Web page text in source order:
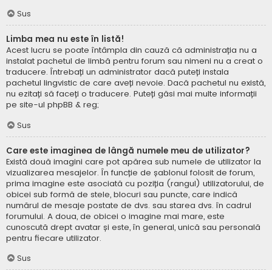
Sus
Limba mea nu este în listă!
Acest lucru se poate întâmpla din cauză că administrația nu a
instalat pachetul de limbă pentru forum sau nimeni nu a creat o
traducere. Întrebați un administrator dacă puteți instala
pachetul lingvistic de care aveți nevoie. Dacă pachetul nu există,
nu ezitați să faceți o traducere. Puteți găsi mai multe informații
pe site-ul phpBB & reg;
Sus
Care este imaginea de lângă numele meu de utilizator?
Există două imagini care pot apărea sub numele de utilizator la
vizualizarea mesajelor. În funcție de șablonul folosit de forum,
prima imagine este asociată cu poziția (rangul) utilizatorului, de
obicei sub formă de stele, blocuri sau puncte, care indică
numărul de mesaje postate de dvs. sau starea dvs. în cadrul
forumului. A doua, de obicei o imagine mai mare, este
cunoscută drept avatar și este, în general, unică sau personală
pentru fiecare utilizator.
Sus